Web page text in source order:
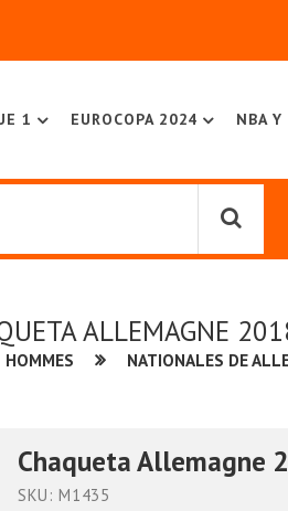
1 EUROCOPA 2024 NBA Y
ALLEMAGNE
HOMMES NATIONALES DE
Chaqueta Allemagne
SKU: M1435